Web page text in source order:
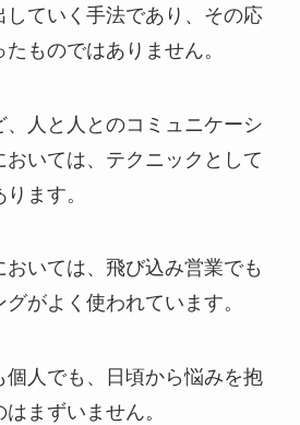
ていく手法であり、その応
ものではありません。
人と人とのコミュニケーシ
おいては、テクニックとして
ます。
いては、飛び込み営業でも
がよく使われています。
個人でも、日頃から悩みを抱
まずいません。